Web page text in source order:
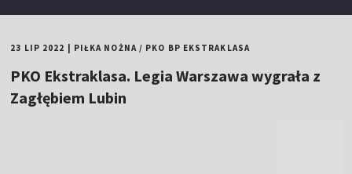
23 LIP 2022 PIŁKA NOŻNA/ PKO BP EKSTRAKLASA
PKO Ekstraklasa. Legia Warszawa wygrała z
Zagłębiem Lubin